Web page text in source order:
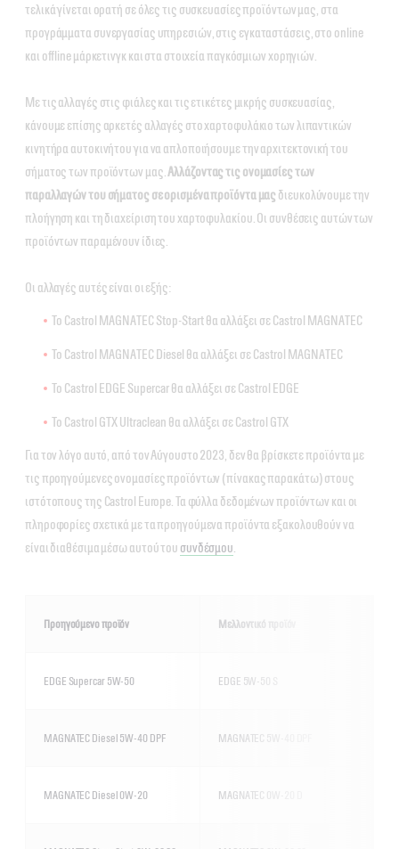
τελικά γίνεται ορατή σε όλες τις συσκευασίες προϊόντων μας, στα
προγράμματα συνεργασίας υπηρεσιών, στις εγκαταστάσεις, στο online
και offline μάρκετινγκ και στα στοιχεία παγκόσμιων χορηγιών.
Με τις αλλαγές στις φιάλες και τις ετικέτες μικρής συσκευασίας,
κάνουμε επίσης αρκετές αλλαγές στο χαρτοφυλάκιο των λιπαντικών
κινητήρα αυτοκινήτου για να απλοποιήσουμε την αρχιτεκτονική του
σήματος των προϊόντων μας.Αλλάζοντας τις ονομασίες των
παραλλαγών του σήματος σε ορισμένα προϊόντα μας διευκολύνουμε την
πλοήγηση και τη διαχείριση του χαρτοφυλακίου. Οι συνθέσεις αυτών των
προϊόντων παραμένουν ίδιες.
Οι αλλαγές αυτές είναι οι εξής:
Το Castrol MAGNATEC Stop-Start θα αλλάξει σε Castrol MAGNATEC
Το Castrol MAGNATEC Diesel θα αλλάξει σε Castrol MAGNATEC
Το Castrol EDGE Supercar θα αλλάξει σε Castrol EDGE
Το Castrol GTX Ultraclean θα αλλάξει σε Castrol GTX
Για τον λόγο αυτό, από τον Αύγουστο 2023, δεν θα βρίσκετε προϊόντα με
τις προηγούμενες ονομασίες προϊόντων (πίνακας παρακάτω) στους
ιστότοπους της Castrol Europe. Τα φύλλα δεδομένων προϊόντων και οι
πληροφορίες σχετικά με τα προηγούμενα προϊόντα εξακολουθούν να
είναι διαθέσιμα μέσω αυτού του συνδέσμου
Προηγούμενο προϊόν Μελλοντικό προϊόν
EDGE Supercar 5W-50 EDGE 5W-50 S
MAGNATEC Diesel 5W-40 DPF MAGNATEC 5W-40 DPF
MAGNATEC Diesel 0W-20 MAGNATEC 0W-20 D